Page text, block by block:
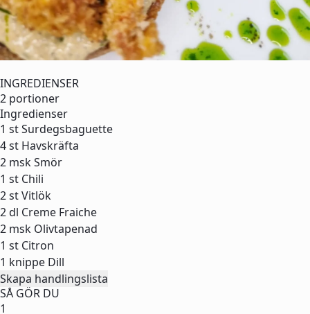
INGREDIENSER
2 portioner
Ingredienser
1 stSurdegsbaguette
4 st Havskräfta
2 mskSmör
1 st Chili
2 stVitlök
2 dl Creme Fraiche
2 msk Olivtapenad
1 st Citron
1 knippe Dill
Skapa handlingslista
SÅ GÖR DU
1